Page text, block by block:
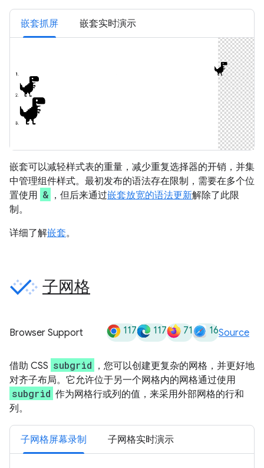
嵌套抓屏 嵌套实时演示
嵌套可以减轻样式表的重量，减少重复选择器的开销，并集
中管理组件样式。最初发布的语法存在限制，需要在多个位
置使用 & ，但后来通过嵌套放宽的语法更新解除了此限
制。
详细了解嵌套。
子网格
Browser Support 117 117 71 16Source
借助 CSS subgrid ，您可以创建更复杂的网格，并更好地
对齐子布局。它允许位于另一个网格内的网格通过使用
subgrid 作为网格行或列的值，来采用外部网格的行和
列。
子网格屏幕录制 子网格实时演示